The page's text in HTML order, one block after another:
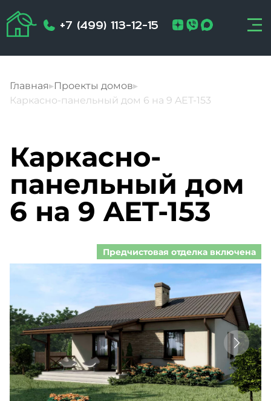
+7 (499) 113-12-15
Главная▸Проекты домов▸
Каркасно-панельный дом 6 на 9 AET-153
Каркасно-
панельный дом
6 на 9 AET-153
Предчистовая отделка включена